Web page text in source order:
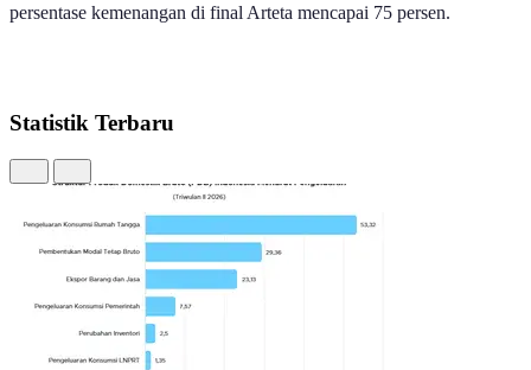
Liga Champions, dua kali UEFA Super Cup, dua kali final
Dunia Antarklub, sekali FIFA Intercontinental Cup, dan sekali
UEFA Nations League.
Dari 18 kesempatan final yang dilalui, hanya dua kali Enrique kalah.
Yaitu final Piala Dunia Antarklub 2025 serta UEFA Nations League